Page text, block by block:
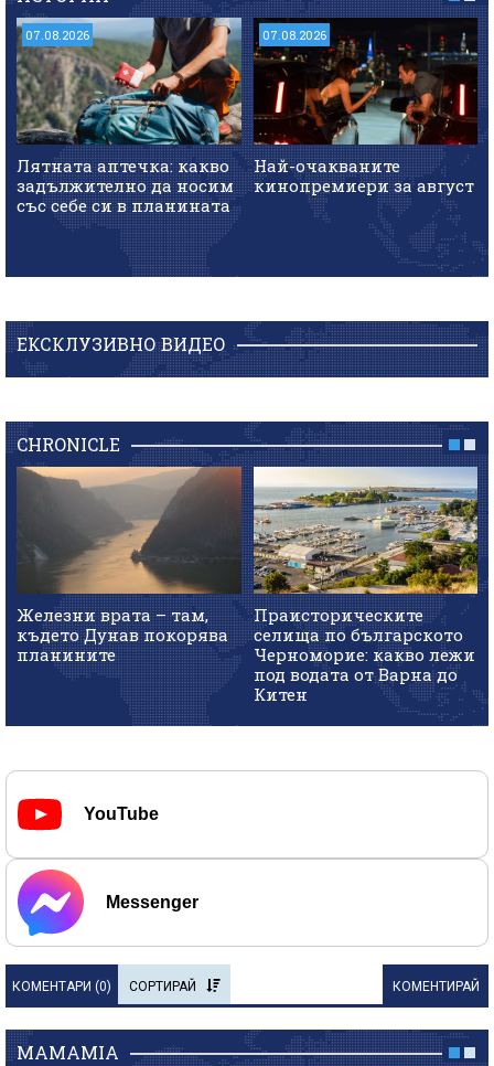
07.08.2026
Лятната аптечка: какво
задължително да носим
със себе си в планината
07.08.2026
Най-очакваните
кинопремиери за август
ЕКСКЛУЗИВНО ВИДЕО
CHRONICLE
Железни врата – там,
където Дунав покорява
планините
Праисторическите
селища по българското
Черноморие: какво лежи
под водата от Варна до
Китен
YouTube
Messenger
КОМЕНТАРИ (0) СОРТИРАЙ КОМЕНТИРАЙ
MAMAMIA